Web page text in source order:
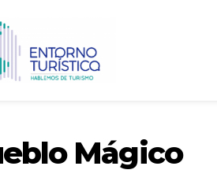
Mágico